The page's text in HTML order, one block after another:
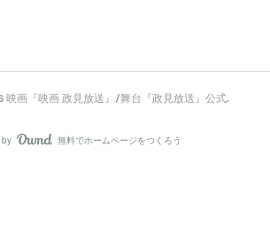
映画『映画 政見放送』/舞台『政見放送』公式.
AmebaOwnd
無料でホームページをつくろう